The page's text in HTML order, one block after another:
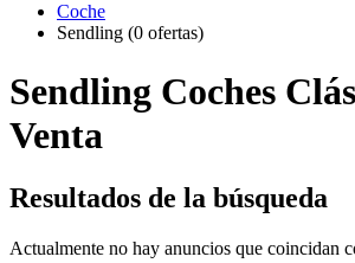
Coche
Sendling (0 ofertas)
Sendling Coches
Venta
Resultados de la búsqueda
Actualmente no hay anuncios que coincidan